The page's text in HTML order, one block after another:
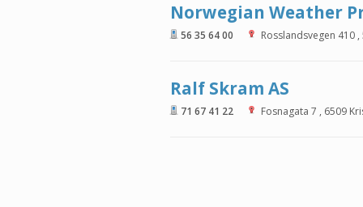
Norwegian Weather
56 35 64 00 Rosslandsvegen 410 ,
Ralf Skram AS
71 67 41 22 Fosnagata 7 , 6509